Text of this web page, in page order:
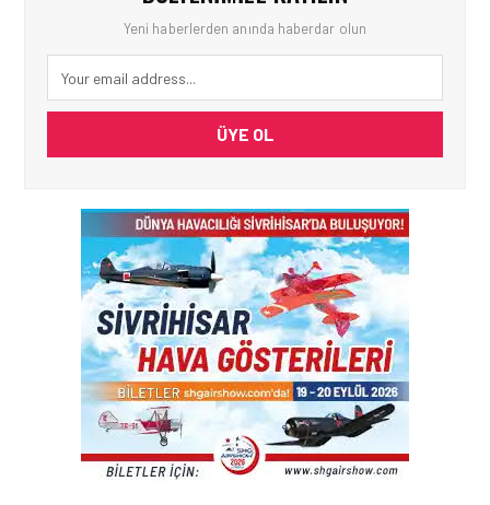
Yeni haberlerden anında haberdar olun
ÜYE OL